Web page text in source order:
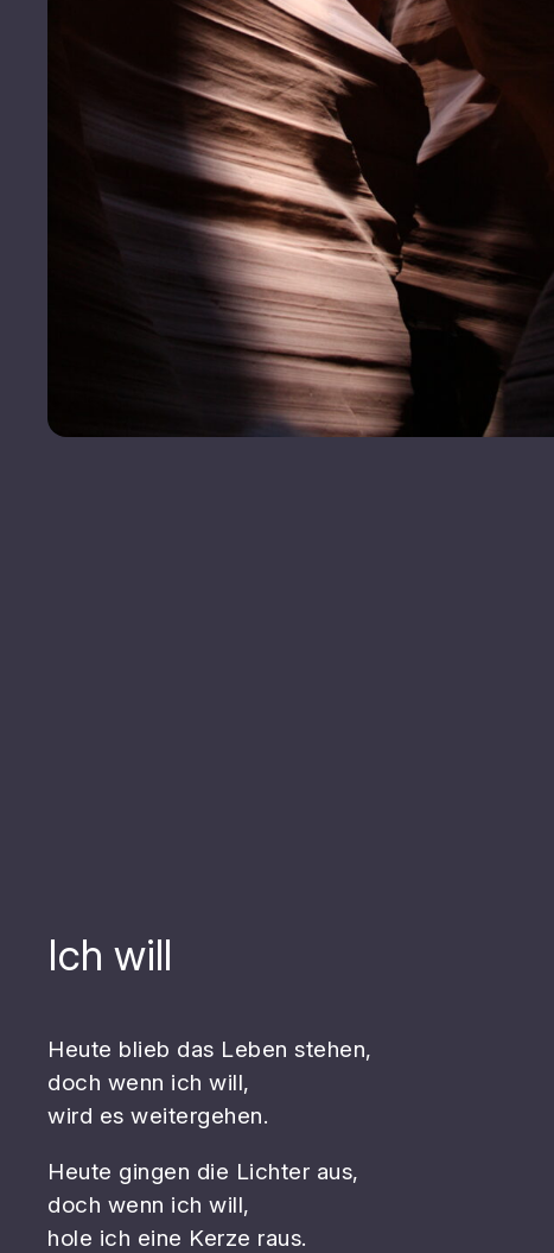
Ich will
Heute blieb das Leben stehen,
doch wenn ich will,
wird es weitergehen.
Heute gingen die Lichter aus,
doch wenn ich will,
hole ich eine Kerze raus.